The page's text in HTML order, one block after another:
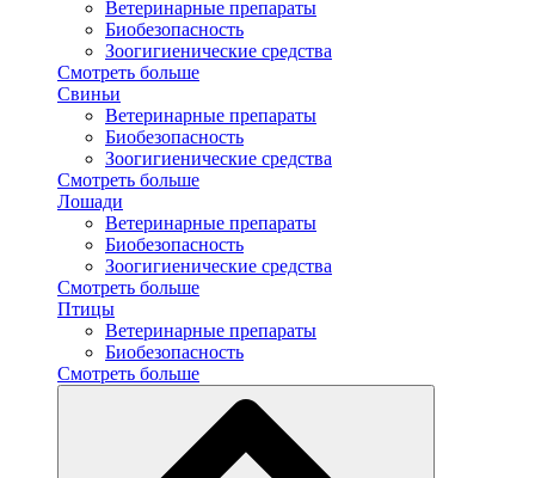
Ветеринарные препараты
Биобезопасность
Зоогигиенические средства
Смотреть больше
Свиньи
Ветеринарные препараты
Биобезопасность
Зоогигиенические средства
Смотреть больше
Лошади
Ветеринарные препараты
Биобезопасность
Зоогигиенические средства
Смотреть больше
Птицы
Ветеринарные препараты
Биобезопасность
Смотреть больше